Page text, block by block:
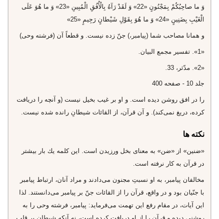
وَ ما صاحِبُكُمْ بِمَجْنُونٍ «22» وَ لَقَدْ رَآهُ بِالْأُفُقِ الْمُبِينِ «23» وَ ما هُوَ عَلَى
الْغَيْبِ بِضَنِينٍ «24» وَ ما هُوَ بِقَوْلِ شَيْطانٍ رَجِيمٍ «25»
و همانا مصاحب شما (پيامبر،) جنّ زده نيست. و قطعاً آن (فرشته وحى)
«1». تفسير مجمع البيان.
«2». مدّثر، 33.
جلد 10 - صفحه 400
را در افق روشن ديده است. و او بر غيب بخيل نيست (و آنچه را دريافت
كرده، دريغ نمى‌كند). و آن قرآن، از القائات شيطانِ رانده شده نيست.
نکته ها
«ضنين» از «ضن» به معناى بخل ورزيدن است. اين كلمه يك بار بيشتر
در قرآن به كار نرفته است.
مخالفان پيامبر، به او نسبتِ مجنون مى‌دادند و مراد آنان، ارتباط پيامبر
با جنّيان بود و در واقع، قرآن را از القائات جنّ بر پيامبر مى‌دانستند. لذا
اين آيات، در مقام رفع اين تهمت مى‌فرمايد: پيامبر، فرشته وحى را به